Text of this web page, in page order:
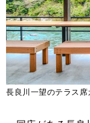
長良川一望のテラス席